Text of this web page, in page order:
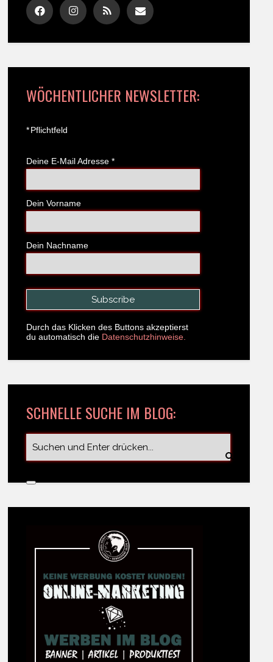
WÖCHENTLICHER NEWSLETTER:
*Pflichtfeld
Deine E-Mail Adresse *
Dein Vorname
Dein Nachname
Durch das Klicken des Buttons akzeptierst
du automatisch die Datenschutzhinweise.
SCHNELLE SUCHE IM BLOG: